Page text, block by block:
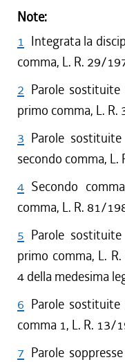
Note:
1 Integrata la
comma, L. R. 29/
2 Parole
primo comma, L.
3 Parole
secondo comma,
4 Secondo
comma, L. R. 81/
5 Parole
primo comma, L.
4 della medesima
6 Parole
comma 1, L. R. 13/
7 Parole